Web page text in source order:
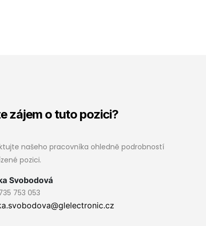
zájem o tuto pozici?
našeho pracovníka ohledně podrobností
pozici.
Svobodová
753 053